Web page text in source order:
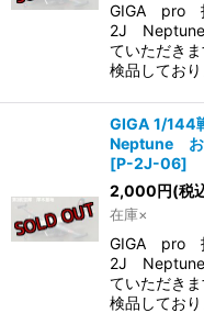
GIGA pro
2J Neptune
ていただき
検品してお
GIGA 1/
Neptune
[P-2J-06]
2,000円(税
在庫×
GIGA pro
2J Neptune
ていただき
検品してお